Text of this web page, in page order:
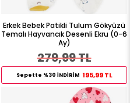
Erkek Bebek Patikli Tulum Gökyüzü
Temalı Hayvancık Desenli Ekru (0-6
Ay)
279,99 TL
Sepette %30 İNDİRİM 195,99 TL